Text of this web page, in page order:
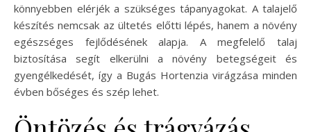
könnyebben elérjék a szükséges tápanyagokat. A talajelő
készítés nemcsak az ültetés előtti lépés, hanem a növény
egészséges fejlődésének alapja. A megfelelő talaj
biztosítása segít elkerülni a növény betegségeit és
gyengélkedését, így a Bugás Hortenzia virágzása minden
évben bőséges és szép lehet.